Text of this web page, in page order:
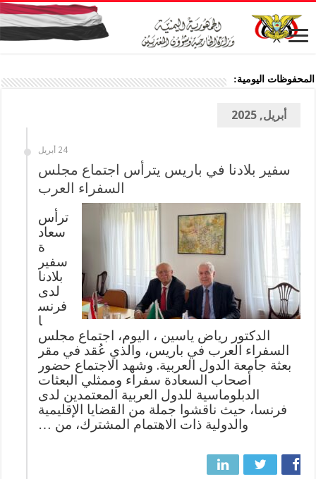
المحفوظات اليومية:
أبريل, 2025
24 أبريل
سفير بلادنا في باريس يترأس اجتماع مجلس
السفراء العرب
‏ترأس
سعاد
ة
سفير
بلادنا
لدى
فرنس
الدكتور رياض ياسين ، اليوم، اجتماع مجلس
السفراء العرب في باريس، والذي عُقد في مقر
بعثة جامعة الدول العربية. وشهد الاجتماع حضور
أصحاب السعادة سفراء وممثلي البعثات
الدبلوماسية للدول العربية المعتمدين لدى
فرنسا، حيث ناقشوا جملة من القضايا الإقليمية
والدولية ذات الاهتمام المشترك، من …